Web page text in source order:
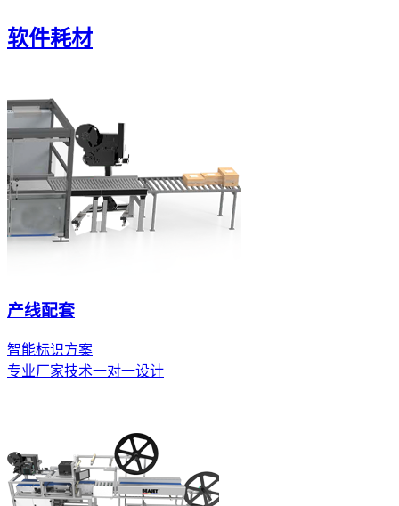
软件耗材
产线配套
智能标识方案
专业厂家技术一对一设计